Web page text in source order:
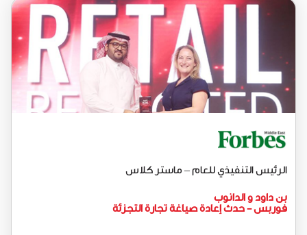
الرئيس التنفيذي للعام – ماستر كلاس
بن داود و الدانوب
فوربس - حدث إعادة صياغة تجارة التجزئة